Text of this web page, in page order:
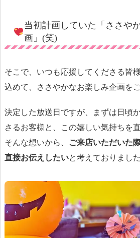
当初計画していた「ささや
画」(笑)
そこで、いつも応援してくださる皆
込めて、ささやかなお楽しみ企画を
決定した放送日ですが、まずは日頃
さるお客様と、この嬉しい気持ちを
そんな想いから、 ご来店いただいた
直接お伝えしたいと考えておりました